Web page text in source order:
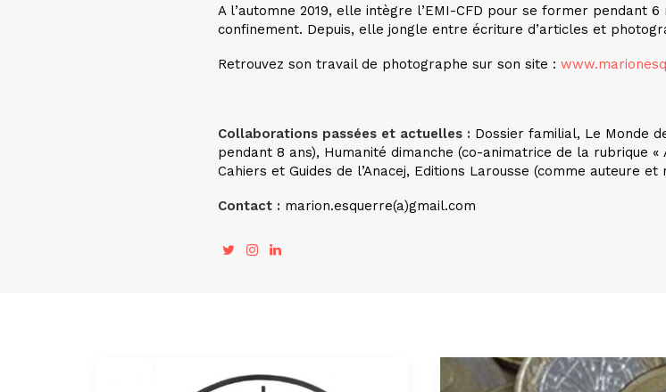
A l’automne 2019, elle intègre l’EMI-CFD pour se former
confinement. Depuis, elle jongle entre écriture d’articles et
Retrouvez son travail de photographe sur son site :
Collaborations passées et actuelles : Dossier familial, Le Monde
pendant 8 ans), Humanité dimanche (co-animatrice de la rubrique
Cahiers et Guides de l’Anacej, Editions Larousse (comme auteure et
Contact : marion.esquerre(a)gmail.com